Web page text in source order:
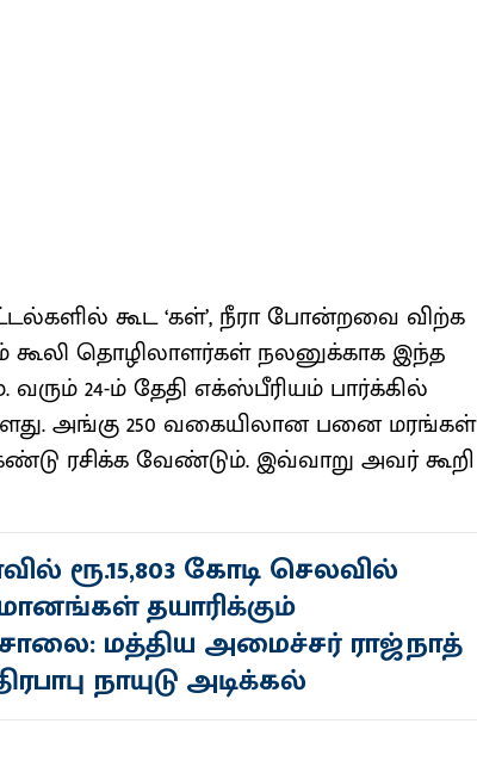
கூட ‘கள்’, நீரா போன்​றவை விற்க
கூலி தொழிலா​ளர்​கள் நலனுக்​காக இந்த
24-ம் தேதி எக்​ஸ்​பீரி​யம் பார்க்​கில்
அங்கு 250 வகையி​லான பனை மரங்​கள்
ரசிக்க வேண்​டும். இவ்​வாறு அவர்​ கூறி​
ரூ.15,803 கோடி செலவில்
தயாரிக்கும்
மத்திய அமைச்சர் ராஜ்நாத்
நாயுடு அடிக்கல்